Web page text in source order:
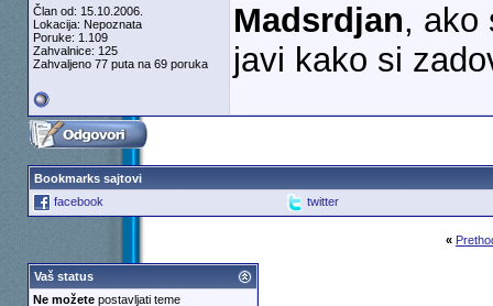
Član od: 15.10.2006.
Lokacija: Nepoznata
Poruke: 1.109
Zahvalnice: 125
Zahvaljeno 77 puta na 69 poruka
Madsrdjan, ako
javi kako si
Bookmarks sajtovi
facebook
twitter
«
Vaš status
Ne možetepostavljati teme